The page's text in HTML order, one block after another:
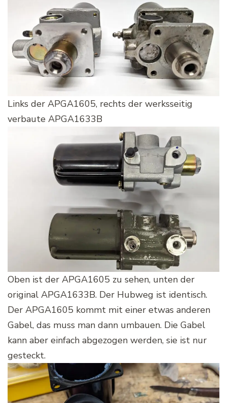
Links der APGA1605, rechts der werksseitig
verbaute APGA1633B
Oben ist der APGA1605 zu sehen, unten der
original APGA1633B. Der Hubweg ist identisch.
Der APGA1605 kommt mit einer etwas anderen
Gabel, das muss man dann umbauen. Die Gabel
kann aber einfach abgezogen werden, sie ist nur
gesteckt.